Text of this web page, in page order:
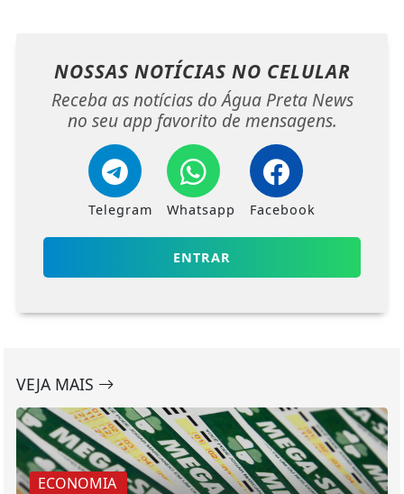
NOSSAS NOTÍCIAS NO CELULAR
Receba as notícias do Água Preta News
no seu app favorito de mensagens.
Telegram Whatsapp Facebook
ENTRAR
VEJA MAIS
ECONOMIA